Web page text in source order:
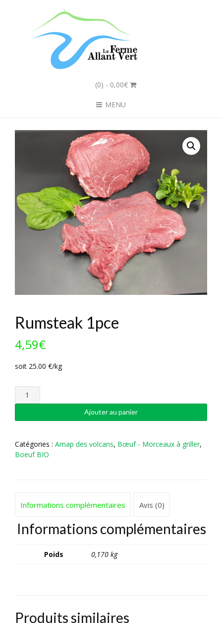
(0) - 0,00€
MENU
Rumsteak 1pce
4,59€
soit 25.00 €/kg
quantité
de
1pce
Ajouter au panier
Catégories : Amap des volcans, Bœuf - Morceaux à griller,
Boeuf BIO
Informations complémentaires Avis (0)
Informations complémentaires
Poids 0,170 kg
Produits similaires